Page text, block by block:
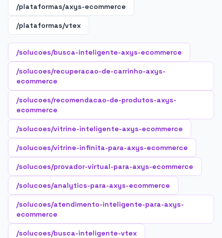
/plataformas/axys-ecommerce
/plataformas/vtex
/solucoes/busca-inteligente-axys-ecommerce
/solucoes/recuperacao-de-carrinho-axys-
ecommerce
/solucoes/recomendacao-de-produtos-axys-
ecommerce
/solucoes/vitrine-inteligente-axys-ecommerce
/solucoes/vitrine-infinita-para-axys-ecommerce
/solucoes/provador-virtual-para-axys-ecommerce
/solucoes/analytics-para-axys-ecommerce
/solucoes/atendimento-inteligente-para-axys-
ecommerce
/solucoes/busca-inteligente-vtex